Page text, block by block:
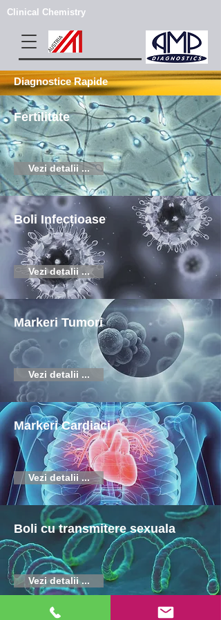
Clinical Chemistry
Diagnostice Rapide
Fertilitate
Vezi detalii ...
Boli Infecțioase
Vezi detalii ...
Markeri Tumori
Vezi detalii ...
Markeri Cardiaci
Vezi detalii ...
Boli cu transmitere sexuala
Vezi detalii ...